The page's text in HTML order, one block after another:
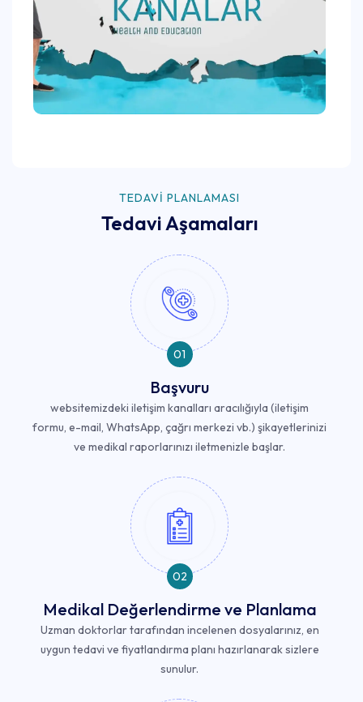
TEDAVI PLANLAMASI
Tedavi Aşamaları
01
Başvuru
websitemizdeki iletişim kanalları aracılığıyla (iletişim
formu, e-mail, WhatsApp, çağrı merkezi vb.) şikayetlerinizi
ve medikal raporlarınızı iletmenizle başlar.
02
Medikal Değerlendirme ve Planlama
Uzman doktorlar tarafından incelenen dosyalarınız, en
uygun tedavi ve fiyatlandırma planı hazırlanarak sizlere
sunulur.